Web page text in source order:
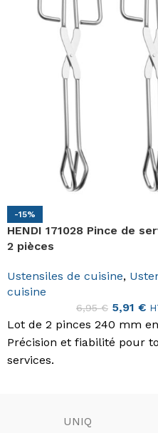
-15%
HENDI 171028 Pince de
2 pièces
Ustensiles de cuisine,
cuisine
6,95€ 5,91 €
Lot de 2 pinces 240 mm
Précision et fiabilité pour
services.
UNIQ